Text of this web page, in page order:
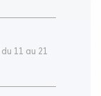
11 au 21